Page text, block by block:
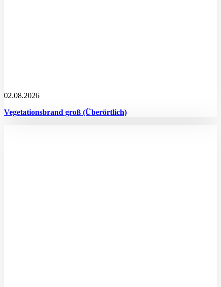
02.08.2026
Vegetationsbrand groß (Überörtlich)